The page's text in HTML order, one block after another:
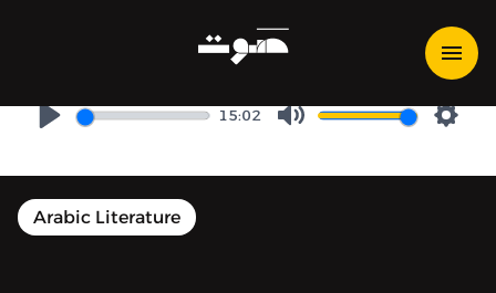
15:02
Arabic Literature